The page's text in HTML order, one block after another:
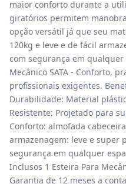
maior conforto durante a
giratórios permitem
opção versátil já que seu
120kg e leve e de fácil
com segurança em qualquer
Mecânico SATA - Conforto,
profissionais exigentes.
Durabilidade: Material
Resistente: Projetado para
Conforto: almofada
armazenagem: leve e super
segurança em qualquer
Inclusos 1 Esteira Para
Garantia de 12 meses a